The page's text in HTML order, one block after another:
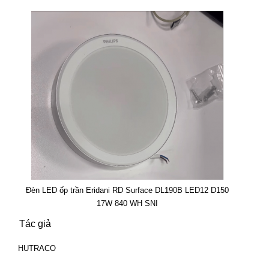
Đèn LED ốp trần Eridani RD Surface DL190B LED12 D150
17W 840 WH SNI
Tác giả
HUTRACO